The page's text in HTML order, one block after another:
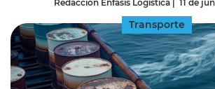
Redacción Énfasis Logística | 11 de
Transporte